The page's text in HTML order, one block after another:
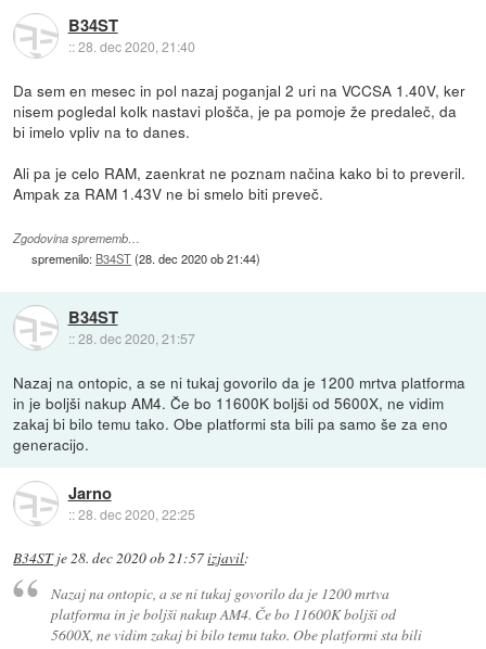
B34ST
::28. dec 2020, 21:40
Da sem en mesec in pol nazaj poganjal 2 uri na VCCSA 1.40V, ker
nisem pogledal kolk nastavi plošča, je pa pomoje že predaleč, da
bi imelo vpliv na to danes.
Ali pa je celo RAM, zaenkrat ne poznam načina kako bi to preveril.
Ampak za RAM 1.43V ne bi smelo biti preveč.
Zgodovina sprememb…
spremenilo: B34ST(28. dec 2020 ob 21:44)
B34ST
::28. dec 2020, 21:57
Nazaj na ontopic, a se ni tukaj govorilo da je 1200 mrtva platforma
in je boljši nakup AM4. Če bo 11600K boljši od 5600X, ne vidim
zakaj bi bilo temu tako. Obe platformi sta bili pa samo še za eno
generacijo.
Jarno
::28. dec 2020, 22:25
B34STje28. dec 2020 ob 21:57izjavil:
Nazaj na ontopic, a se ni tukaj govorilo da je 1200 mrtva
platforma in je boljši nakup AM4. Če bo 11600K boljši od
5600X, ne vidim zakaj bi bilo temu tako. Obe platformi sta bili